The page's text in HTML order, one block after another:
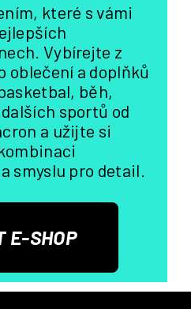
které s vámi
Vybírejte z
oblečení a doplňků
běh,
sportů od
a užijte si
smyslu pro detail.
E-SHOP